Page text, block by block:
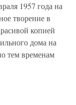
1957 года на
творение в
копией
дома на
тем временам